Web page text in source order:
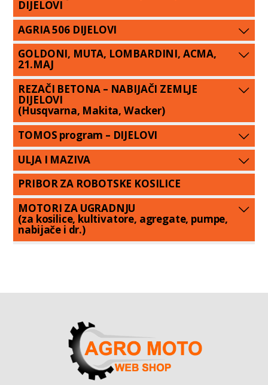
DIJELOVI
AGRIA 506 DIJELOVI
GOLDONI, MUTA, LOMBARDINI, ACMA,
21.MAJ
REZAČI BETONA – NABIJAČI ZEMLJE
DIJELOVI
(Husqvarna, Makita, Wacker)
TOMOS program – DIJELOVI
ULJA I MAZIVA
PRIBOR ZA ROBOTSKE KOSILICE
MOTORI ZA UGRADNJU
(za kosilice, kultivatore, agregate, pumpe,
nabijače i dr.)